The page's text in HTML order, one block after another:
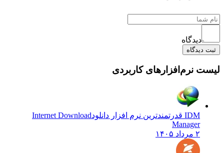
دیدگاه
ثبت دیدگاه
لیست نرم‌افزارهای کاربردی
IDM قدرتمندترین نرم افزار دانلود
Internet Download
Manager
۲ مرداد ۱۴۰۵